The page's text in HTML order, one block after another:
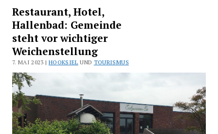
Restaurant, Hotel,
Hallenbad: Gemeinde
steht vor wichtiger
Weichenstellung
7. MAI 2023 | HOOKSIEL UND TOURISMUS